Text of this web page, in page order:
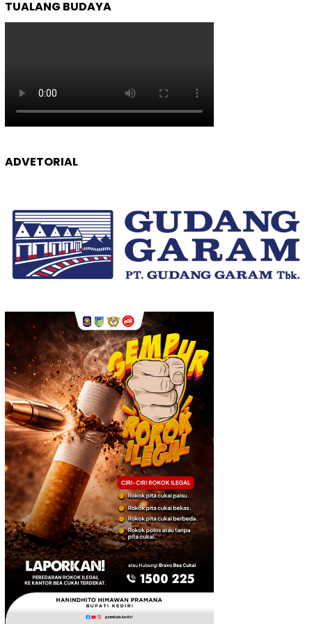
TUALANG BUDAYA
ADVETORIAL